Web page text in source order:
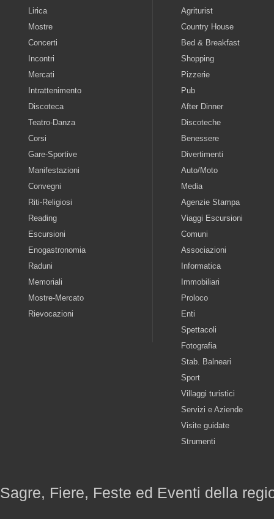
Lirica
Mostre
Concerti
Incontri
Mercati
Intrattenimento
Discoteca
Teatro-Danza
Corsi
Gare-Sportive
Manifestazioni
Convegni
Riti-Religiosi
Reading
Escursioni
Enogastronomia
Raduni
Memoriali
Mostre-Mercato
Rievocazioni
Agriturist
Country House
Bed & Breakfast
Shopping
Pizzerie
Pub
After Dinner
Discoteche
Benessere
Divertimenti
Auto/Moto
Media
Agenzie Stampa
Viaggi Escursioni
Comuni
Associazioni
Informatica
Immobiliari
Proloco
Enti
Spettacoli
Fotografia
Stab. Balneari
Sport
Villaggi turistici
Servizi e Aziende
Visite guidate
Strumenti
Sagre, Fiere, Feste ed Eventi della